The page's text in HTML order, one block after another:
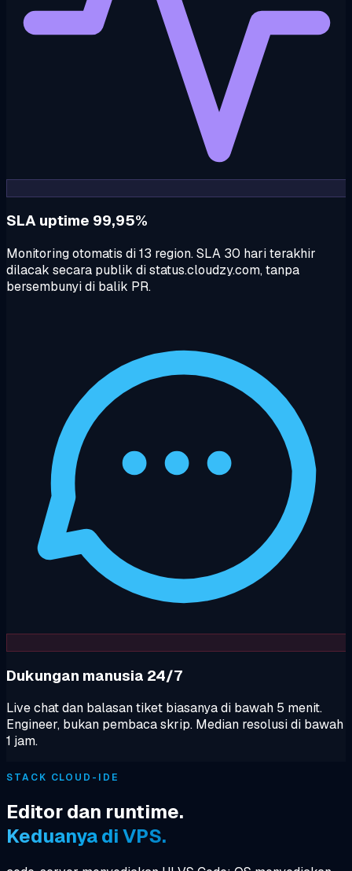
SLA uptime 99,95%
Monitoring otomatis di 13 region. SLA 30 hari terakhir
dilacak secara publik di status.cloudzy.com, tanpa
bersembunyi di balik PR.
Dukungan manusia 24/7
Live chat dan balasan tiket biasanya di bawah 5 menit.
Engineer, bukan pembaca skrip. Median resolusi di bawah
1 jam.
STACK CLOUD-IDE
Editor dan runtime.
Keduanya di VPS.